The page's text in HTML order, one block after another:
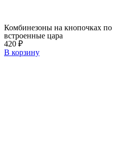
Комбинезоны на кнопочках
встроенные цара
420 ₽
В корзину